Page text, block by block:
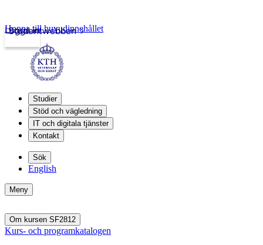
Studentwebben
Logga in
Hoppa till huvudinnehållet
Studier
Stöd och vägledning
IT och digitala tjänster
Kontakt
Sök
English
Meny
Om kursen SF2812
Kurs- och programkatalogen